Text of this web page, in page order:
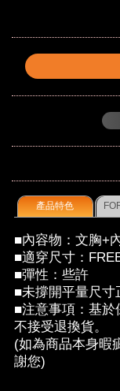
產品特色
■內容物：文胸+
■適穿尺寸：
■彈性：些許
■未撐開平量尺寸
■注意事項：基於
不接受退換貨。
(如為商品本身暇
謝您)